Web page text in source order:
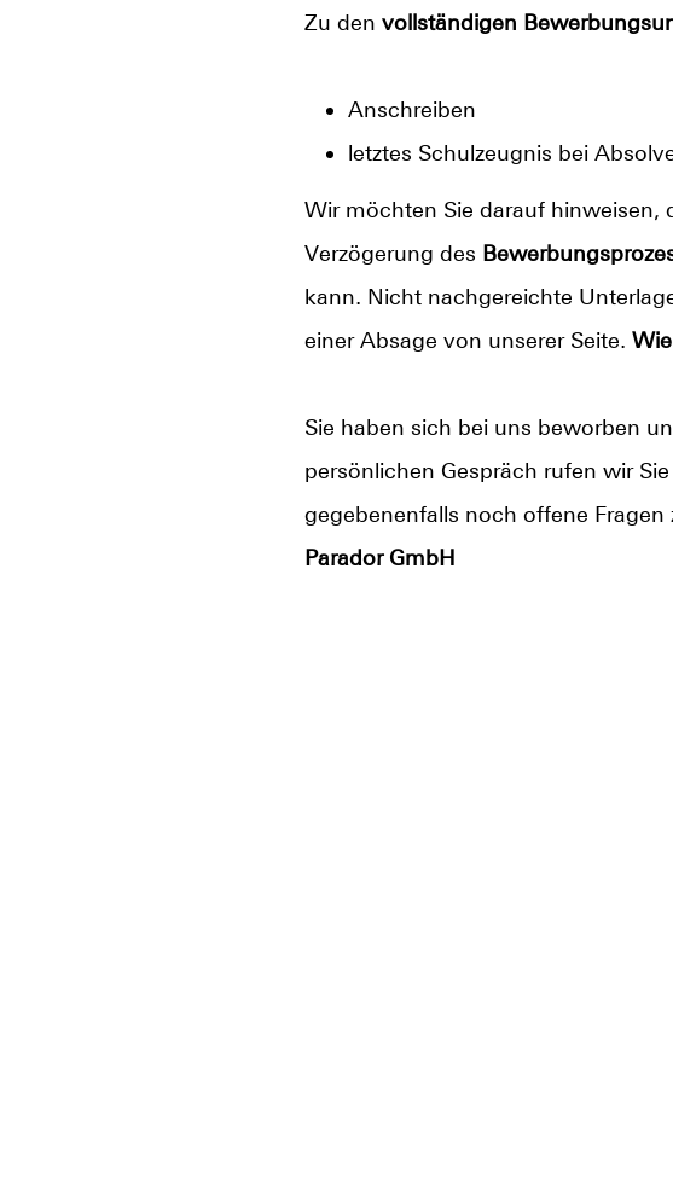
Zu den vollständigen
Anschreiben
letztes Schulzeugnis bei
Wir möchten Sie darauf hinweisen,
Verzögerung des
kann. Nicht nachgereichte
einer Absage von unserer Seite.
Sie haben sich bei uns beworben
persönlichen Gespräch rufen wir
gegebenenfalls noch offene
Parador GmbH